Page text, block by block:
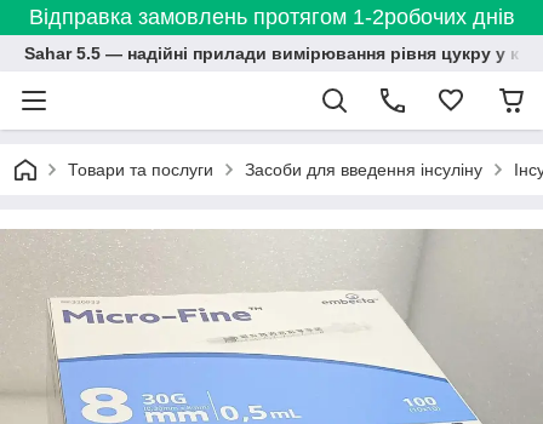
Відправка замовлень протягом 1-2робочих днів
Sahar 5.5 — надійні прилади вимірювання рівня цукру у
Товари та послуги Засоби для введення інсуліну